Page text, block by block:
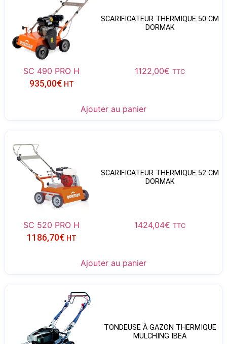
SCARIFICATEUR THERMIQUE 50 CM
DORMAK
SC 490 PRO H 1122,00€ TTC
935,00€ HT
Ajouter au panier
SCARIFICATEUR THERMIQUE 52 CM
DORMAK
SC 520 PRO H 1424,04€ TTC
1186,70€ HT
Ajouter au panier
TONDEUSE À GAZON THERMIQUE
MULCHING IBEA